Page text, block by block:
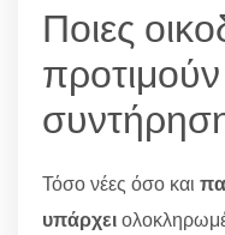
Ποιες
Τόσο νέες όσο και
υπάρχει